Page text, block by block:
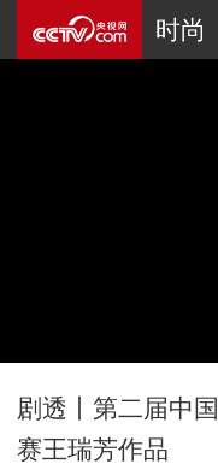
时尚
剧透丨第二届中
赛王瑞芳作品